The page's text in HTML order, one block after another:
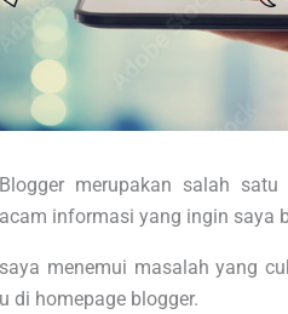
merupakan salah
informasi yang ingin saya
menemui masalah yang
di homepage blogger.